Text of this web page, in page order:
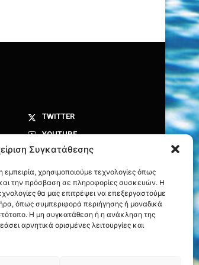
Συγκατάθεσης
χρησιμοποιούμε τεχνολογίες όπως
την πρόσβαση σε πληροφορίες συσκευών. Η
θα μας επιτρέψει να επεξεργαστούμε
όπως συμπεριφορά περιήγησης ή μοναδικά
Η μη συγκατάθεση ή η ανάκληση της
αρνητικά ορισμένες λειτουργίες και
TWITTER
YOUTUBE